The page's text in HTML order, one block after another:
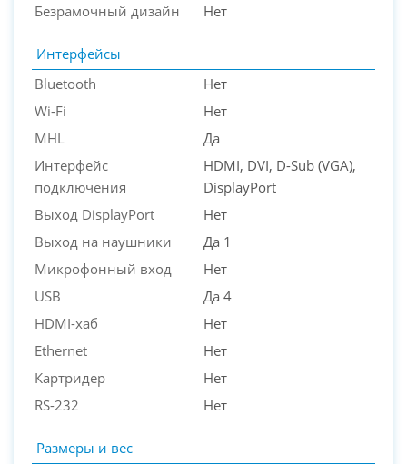
Безрамочный дизайн
Нет
Интерфейсы
Bluetooth
Нет
Wi-Fi
Нет
MHL
Да
Интерфейс
подключения
HDMI, DVI, D-Sub (VGA),
DisplayPort
Выход DisplayPort
Нет
Выход на наушники
Да 1
Микрофонный вход
Нет
USB
Да 4
HDMI-хаб
Нет
Ethernet
Нет
Картридер
Нет
RS-232
Нет
Размеры и вес